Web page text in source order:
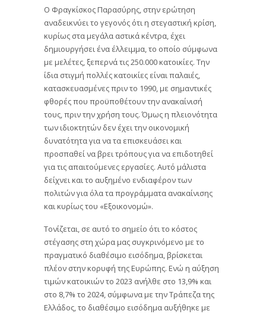
Ο Φραγκίσκος Παρασύρης, στην ερώτηση
αναδεικνύει το γεγονός ότι η στεγαστική κρίση,
κυρίως στα μεγάλα αστικά κέντρα, έχει
δημιουργήσει ένα έλλειμμα, το οποίο σύμφωνα
με μελέτες, ξεπερνά τις 250.000 κατοικίες. Την
ίδια στιγμή πολλές κατοικίες είναι παλαιές,
κατασκευασμένες πριν το 1990, με σημαντικές
φθορές που προϋποθέτουν την ανακαίνισή
τους, πριν την χρήση τους. Όμως η πλειονότητα
των ιδιοκτητών δεν έχει την οικονομική
δυνατότητα για να τα επισκευάσει και
προσπαθεί να βρει τρόπους για να επιδοτηθεί
για τις απαιτούμενες εργασίες. Αυτό μάλιστα
δείχνει και το αυξημένο ενδιαφέρον των
πολιτών για όλα τα προγράμματα ανακαίνισης
και κυρίως του «Εξοικονομώ».
Τονίζεται, σε αυτό το σημείο ότι το κόστος
στέγασης στη χώρα μας συγκρινόμενο με το
πραγματικό διαθέσιμο εισόδημα, βρίσκεται
πλέον στην κορυφή της Ευρώπης. Ενώ η αύξηση
τιμών κατοικιών το 2023 ανήλθε στο 13,9% και
στο 8,7% το 2024, σύμφωνα με την Τράπεζα της
Ελλάδος, το διαθέσιμο εισόδημα αυξήθηκε με